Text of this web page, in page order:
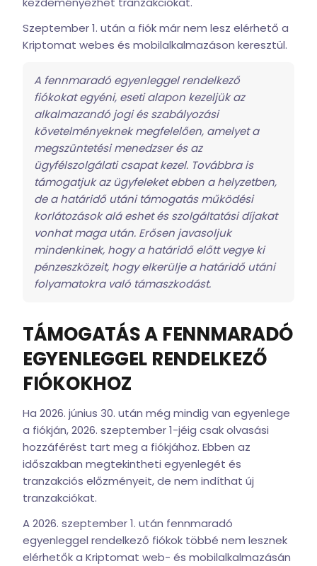
Szeptember 1. után a fiók már nem lesz elérhető a
Kriptomat webes és mobilalkalmazáson keresztül.
A fennmaradó egyenleggel rendelkező
fiókokat egyéni, eseti alapon kezeljük az
alkalmazandó jogi és szabályozási
követelményeknek megfelelően, amelyet a
megszüntetési menedzser és az
ügyfélszolgálati csapat kezel. Továbbra is
támogatjuk az ügyfeleket ebben a helyzetben,
de a határidő utáni támogatás működési
korlátozások alá eshet és szolgáltatási díjakat
vonhat maga után. Erősen javasoljuk
mindenkinek, hogy a határidő előtt vegye ki
pénzeszközeit, hogy elkerülje a határidő utáni
folyamatokra való támaszkodást.
TÁMOGATÁS A FENNMARADÓ
EGYENLEGGEL RENDELKEZŐ
FIÓKOKHOZ
Ha 2026. június 30. után még mindig van egyenlege
a fiókján, 2026. szeptember 1-jéig csak olvasási
hozzáférést tart meg a fiókjához. Ebben az
időszakban megtekintheti egyenlegét és
tranzakciós előzményeit, de nem indíthat új
tranzakciókat.
A 2026. szeptember 1. után fennmaradó
egyenleggel rendelkező fiókok többé nem lesznek
elérhetők a Kriptomat web- és mobilalkalmazásán